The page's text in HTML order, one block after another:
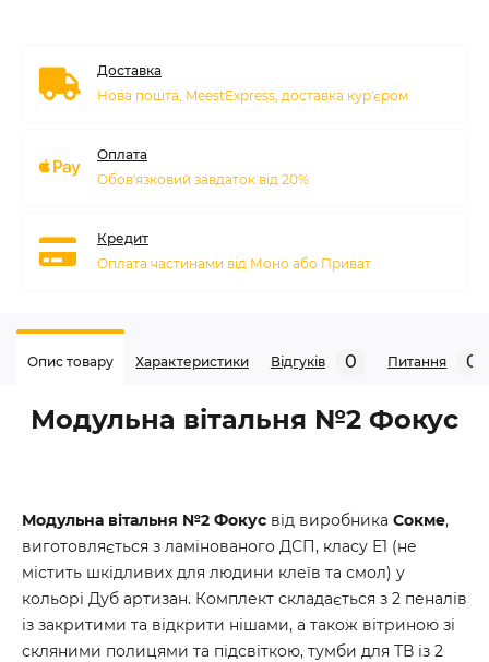
Доставка
Нова пошта, MeestExpress, доставка кур'єром
Оплата
Обов'язковий завдаток від 20%
Кредит
Оплата частинами від Моно або Приват
Опис товару Характеристики Відгуків 0 Питання 0
Модульна вітальня №2 Фокус
Модульна вітальня №2 Фокус від виробника Сокме,
виготовляється з ламінованого ДСП, класу Е1 (не
містить шкідливих для людини клеїв та смол) у
кольорі Дуб артизан. Комплект складається з 2 пеналів
із закритими та відкрити нішами, а також вітриною зі
скляними полицями та підсвіткою, тумби для ТВ із 2